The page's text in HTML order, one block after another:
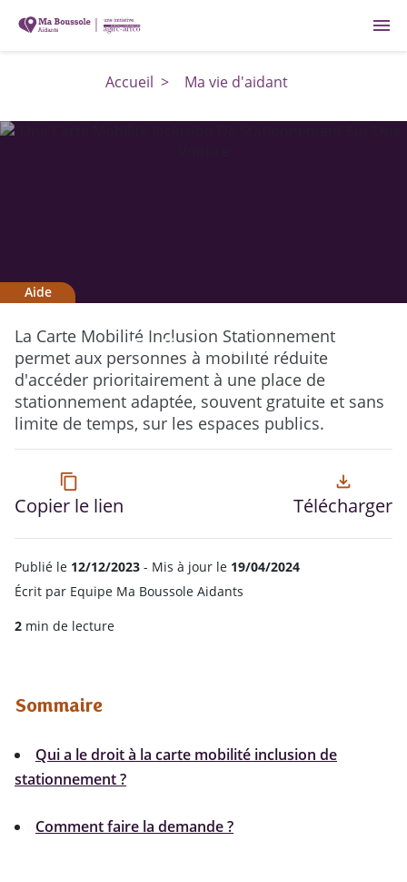
menu
Accueil > Ma vie d'aidant
Stationnement
Aide
La Carte Mobilité Inclusion Stationnement
permet aux personnes à mobilité réduite
d'accéder prioritairement à une place de
stationnement adaptée, souvent gratuite et sans
limite de temps, sur les espaces publics.
content_copy
Copier le lien
file_download
Télécharger
Publié le 12/12/2023 - Mis à jour le 19/04/2024
Écrit par Equipe Ma Boussole Aidants
2 min de lecture
Sommaire
Qui a le droit à la carte mobilité inclusion de
stationnement ?
Comment faire la demande ?